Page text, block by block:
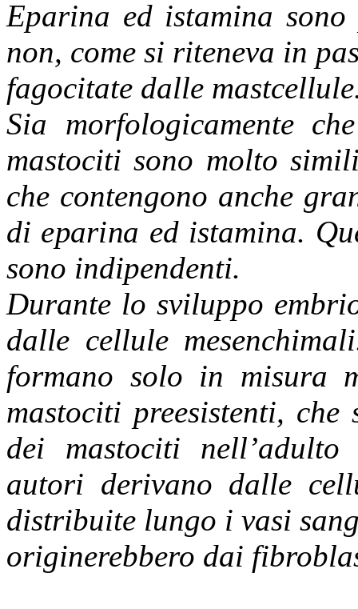
Eparina ed istamina
non, come si riteneva in
fagocitate dalle
Sia morfologicamente
mastociti sono molto
che contengono anche
di eparina ed istamina.
sono indipendenti.
Durante lo sviluppo
dalle cellule
formano solo in misura
mastociti preesistenti,
dei mastociti
autori derivano dalle
distribuite lungo i vasi
originerebbero dai